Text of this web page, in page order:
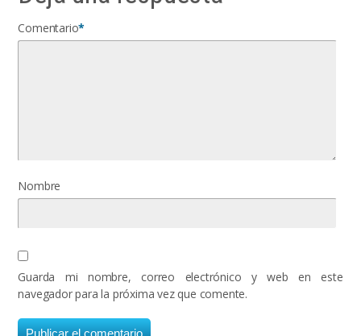
Comentario*
Nombre
Guarda mi nombre, correo electrónico y web en este
navegador para la próxima vez que comente.